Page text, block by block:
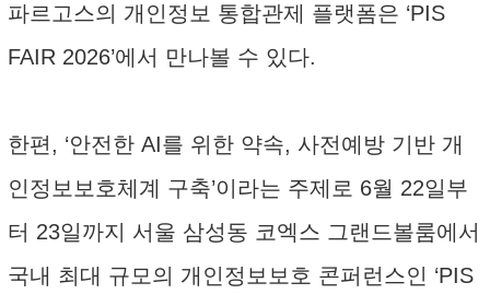
파르고스의 개인정보 통합관제 플랫폼은 ‘PIS
FAIR 2026’에서 만나볼 수 있다.
한편, ‘안전한 AI를 위한 약속, 사전예방 기반 개
인정보보호체계 구축’이라는 주제로 6월 22일부
터 23일까지 서울 삼성동 코엑스 그랜드볼룸에서
국내 최대 규모의 개인정보보호 콘퍼런스인 ‘PIS